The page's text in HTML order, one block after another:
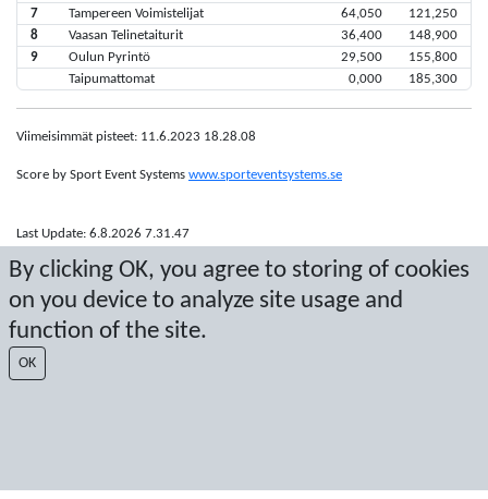
By clicking OK, you agree to storing of cookies
on you device to analyze site usage and
function of the site.
OK
7
Tampereen Voimistelijat 64,050
121,250
8
Vaasan Telinetaiturit 36,400
148,900
9
Oulun Pyrintö 29,500
155,800
Taipumattomat
0,000 185,300
Viimeisimmät pisteet: 11.6.2023 18.28.08
Score by Sport Event Systems www.sporteventsystems.se
Last Update: 6.8.2026 7.31.47
© 2026 Sport Event Systems/TH Systems AB. All content and data are
protected by copyright. No copying or redistribution allowed without prior
written permission.